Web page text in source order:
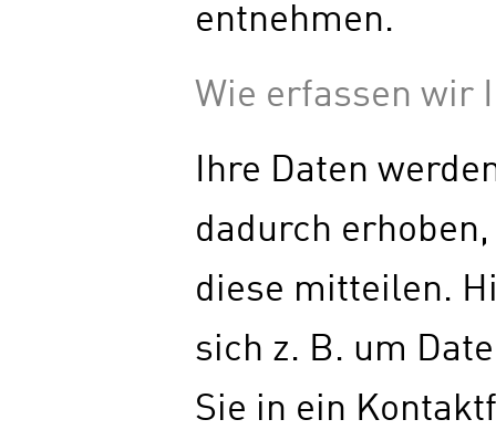
entnehmen.
Wie erfassen wir
Ihre Daten
dadurch
diese mitteilen.
sich z. B. um
Sie in ein